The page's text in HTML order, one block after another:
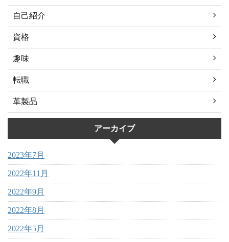
自己紹介
資格
趣味
転職
革製品
アーカイブ
2023年7月
2022年11月
2022年9月
2022年8月
2022年5月